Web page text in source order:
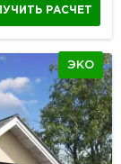
РАСЧЕТ
ЭКО